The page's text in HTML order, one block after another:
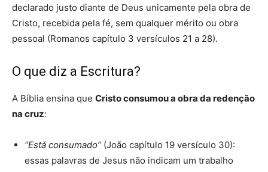
declarado justo diante de Deus unicamente pela obra de
Cristo, recebida pela fé, sem qualquer mérito ou obra
pessoal (Romanos capítulo 3 versículos 21 a 28).
O que diz a Escritura?
A Bíblia ensina que Cristo consumou a obra da redenção
na cruz:
“Está consumado” (João capítulo 19 versículo 30):
essas palavras de Jesus não indicam um trabalho